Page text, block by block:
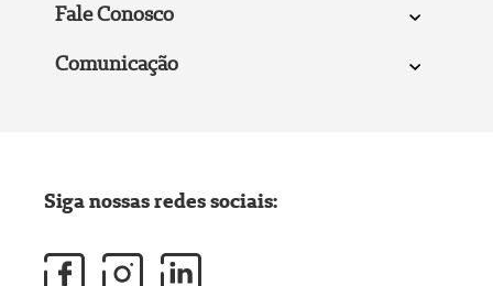
Fale Conosco
Comunicação
Siga nossas redes sociais: